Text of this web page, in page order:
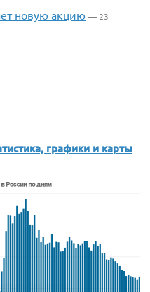
новую акцию — 23
графики и карты